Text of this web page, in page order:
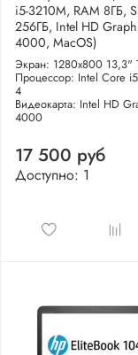
i5-3210M, RAM 8ГБ,
256ГБ, Intel HD
4000, MacOS)
Экран: 1280x800 13,3"
Процессор: Intel Core
4
Видеокарта: Intel HD
4000
17 500 руб
Доступно: 1